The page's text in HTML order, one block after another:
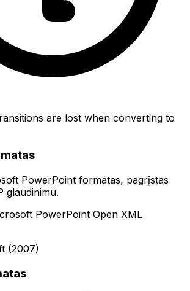
are lost when converting to
PowerPoint formatas, pagrįstas
glaudinimu.
PowerPoint Open XML
(2007)